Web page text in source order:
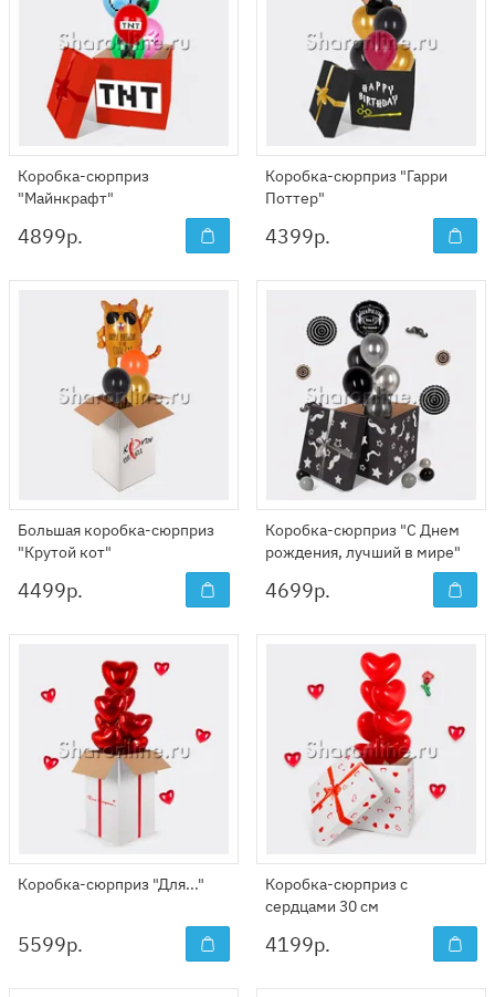
Коробка-сюрприз
"Майнкрафт"
4899р.
Коробка-сюрприз "Гарри
Поттер"
4399р.
Большая коробка-сюрприз
"Крутой кот"
4499р.
Коробка-сюрприз "С Днем
рождения, лучший в мире"
4699р.
Коробка-сюрприз "Для..."
5599р.
Коробка-сюрприз с
сердцами 30 см
4199р.